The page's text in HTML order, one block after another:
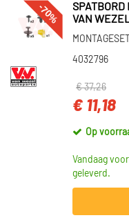
-70%
SPATBORD
VAN
4032796
€ 37,26
€ 11,18
Op
Vandaag
geleverd.